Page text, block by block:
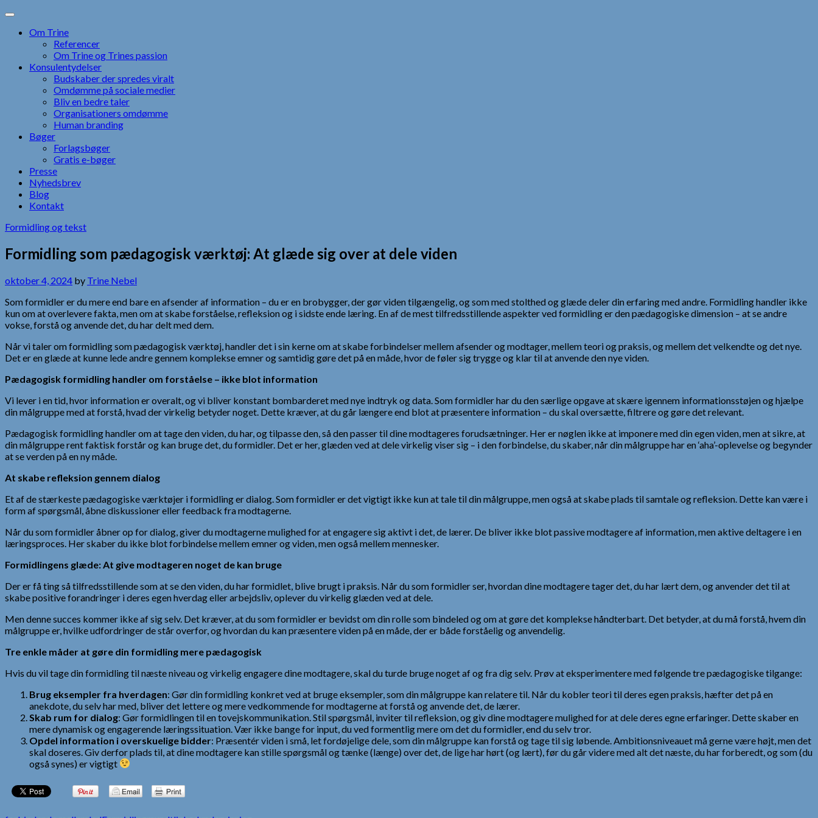
Skip
contentOm Trine
Referencer
Om Trine og Trines passion
Konsulentydelser
Budskaber der spredes viralt
Omdømme på sociale medier
Bliv en bedre taler
Organisationers omdømme
Human branding
Bøger
Forlagsbøger
Gratis e-bøger
Presse
Nyhedsbrev
Blog
Kontakt
Formidling og tekst
Formidling som pædagogisk værktøj: At glæde sig over at dele viden
oktober 4, 2024 by Trine Nebel
Som formidler er du mere end bare en afsender af information – du er en brobygger, der gør viden tilgængelig, og som med stolthed og glæde deler din erfaring med andre. Formidling handler ikke
kun om at overlevere fakta, men om at skabe forståelse, refleksion og i sidste ende læring. En af de mest tilfredsstillende aspekter ved formidling er den pædagogiske dimension – at se andre
vokse, forstå og anvende det, du har delt med dem.
Når vi taler om formidling som pædagogisk værktøj, handler det i sin kerne om at skabe forbindelser mellem afsender og modtager, mellem teori og praksis, og mellem det velkendte og det nye.
Det er en glæde at kunne lede andre gennem komplekse emner og samtidig gøre det på en måde, hvor de føler sig trygge og klar til at anvende den nye viden.
Pædagogisk formidling handler om forståelse – ikke blot information
Vi lever i en tid, hvor information er overalt, og vi bliver konstant bombarderet med nye indtryk og data. Som formidler har du den særlige opgave at skære igennem informationsstøjen og hjælpe
din målgruppe med at forstå, hvad der virkelig betyder noget. Dette kræver, at du går længere end blot at præsentere information – du skal oversætte, filtrere og gøre det relevant.
Pædagogisk formidling handler om at tage den viden, du har, og tilpasse den, så den passer til dine modtageres forudsætninger. Her er nøglen ikke at imponere med din egen viden, men at sikre, at
din målgruppe rent faktisk forstår og kan bruge det, du formidler. Det er her, glæden ved at dele virkelig viser sig – i den forbindelse, du skaber, når din målgruppe har en ‘aha’-oplevelse og begynder
at se verden på en ny måde.
At skabe refleksion gennem dialog
Et af de stærkeste pædagogiske værktøjer i formidling er dialog. Som formidler er det vigtigt ikke kun at tale til din målgruppe, men også at skabe plads til samtale og refleksion. Dette kan være i
form af spørgsmål, åbne diskussioner eller feedback fra modtagerne.
Når du som formidler åbner op for dialog, giver du modtagerne mulighed for at engagere sig aktivt i det, de lærer. De bliver ikke blot passive modtagere af information, men aktive deltagere i en
læringsproces. Her skaber du ikke blot forbindelse mellem emner og viden, men også mellem mennesker.
Formidlingens glæde: At give modtageren noget de kan bruge
Der er få ting så tilfredsstillende som at se den viden, du har formidlet, blive brugt i praksis. Når du som formidler ser, hvordan dine modtagere tager det, du har lært dem, og anvender det til at
skabe positive forandringer i deres egen hverdag eller arbejdsliv, oplever du virkelig glæden ved at dele.
Men denne succes kommer ikke af sig selv. Det kræver, at du som formidler er bevidst om din rolle som bindeled og om at gøre det komplekse håndterbart. Det betyder, at du må forstå, hvem din
målgruppe er, hvilke udfordringer de står overfor, og hvordan du kan præsentere viden på en måde, der er både forståelig og anvendelig.
Tre enkle måder at gøre din formidling mere pædagogisk
Hvis du vil tage din formidling til næste niveau og virkelig engagere dine modtagere, skal du turde bruge noget af og fra dig selv. Prøv at eksperimentere med følgende tre pædagogiske tilgange:
Brug eksempler fra hverdagen: Gør din formidling konkret ved at bruge eksempler, som din målgruppe kan relatere til. Når du kobler teori til deres egen praksis, hæfter det på en
anekdote, du selv har med, bliver det lettere og mere vedkommende for modtagerne at forstå og anvende det, de lærer.
Skab rum for dialog: Gør formidlingen til en tovejskommunikation. Stil spørgsmål, inviter til refleksion, og giv dine modtagere mulighed for at dele deres egne erfaringer. Dette skaber en
mere dynamisk og engagerende læringssituation. Vær ikke bange for input, du ved formentlig mere om det du formidler, end du selv tror.
Opdel information i overskuelige bidder: Præsentér viden i små, let fordøjelige dele, som din målgruppe kan forstå og tage til sig løbende. Ambitionsniveauet må gerne være højt, men det
skal doseres. Giv derfor plads til, at dine modtagere kan stille spørgsmål og tænke (længe) over det, de lige har hørt (og lært), før du går videre med alt det næste, du har forberedt, og som (du
også synes) er vigtigt